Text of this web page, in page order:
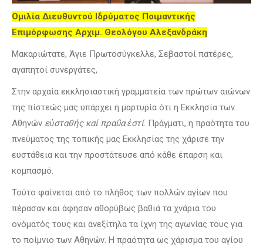
Ομιλία Διευθυντού Ιδρύματος Ποιμαντικής
Επιμόρφωσης Αρχιμ. Θεολόγου Αλεξανδράκη
Μακαριώτατε, Άγιε Πρωτοσύγκελλε, Σεβαστοί πατέρες,
αγαπητοί συνεργάτες,
Στην αρχαία εκκλησιαστική γραμματεία των πρώτων αιώνων
της πίστεώς μας υπάρχει η μαρτυρία ότι η Εκκλησία των
Αθηνών εὐσταθής καί πραΰαἐστί. Πράγματι, η πραότητα του
πνεύματος της τοπικής μας Εκκλησίας της χάρισε την
ευστάθεια και την προστάτευσε από κάθε έπαρση και
κομπασμό.
Τούτο φαίνεται από το πλήθος των πολλών αγίων που
πέρασαν και άφησαν αθορύβως βαθιά τα χνάρια του
ονόματός τους και ανεξίτηλα τα ίχνη της αγωνίας τους για
το ποίμνιο των Αθηνών. Η πραότητα ως χάρισμα του αγίου